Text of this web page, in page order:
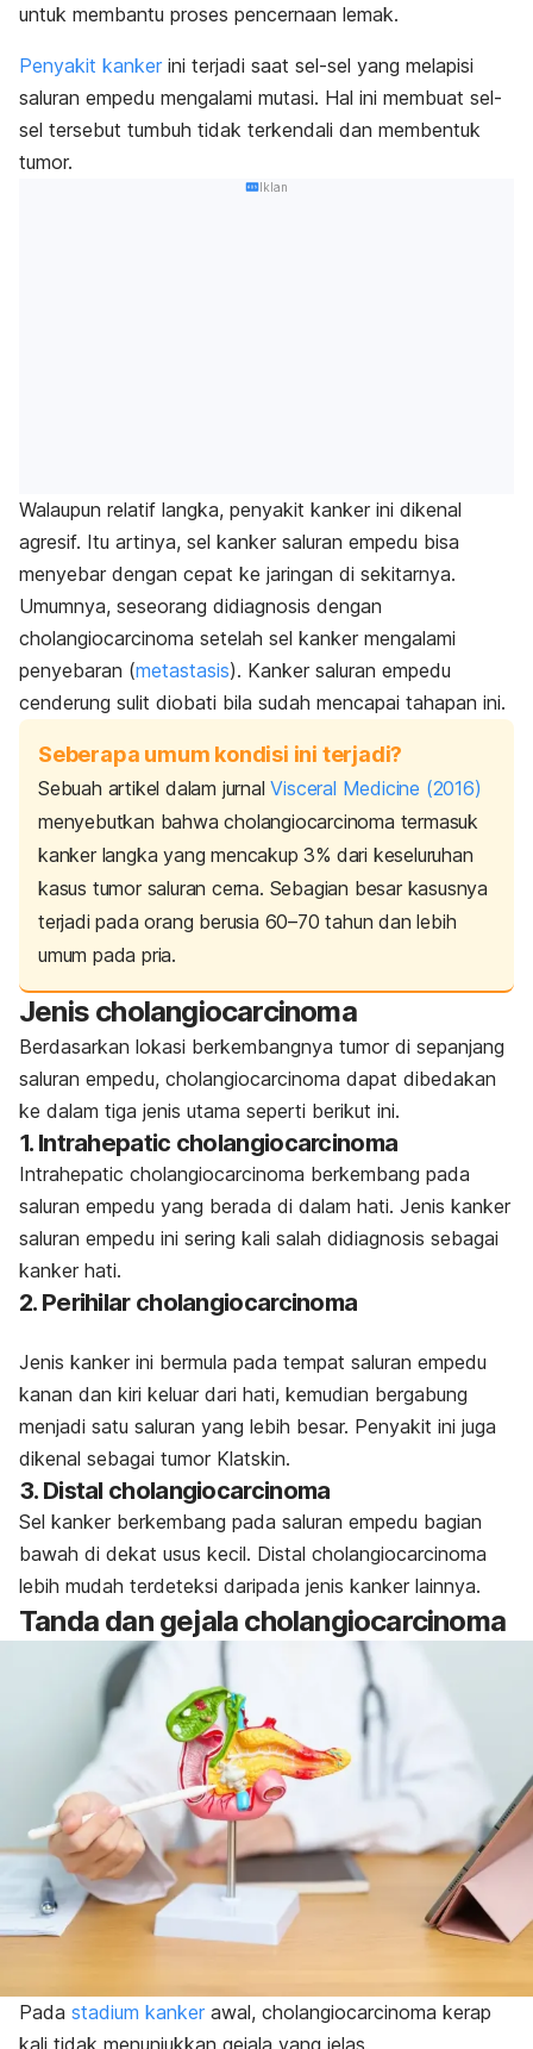
untuk membantu proses pencernaan lemak.
Penyakit kanker ini terjadi saat sel-sel yang melapisi
saluran empedu mengalami mutasi. Hal ini membuat sel-
sel tersebut tumbuh tidak terkendali dan membentuk
tumor.
Iklan
Walaupun relatif langka, penyakit kanker ini dikenal
agresif. Itu artinya, sel kanker saluran empedu bisa
menyebar dengan cepat ke jaringan di sekitarnya.
Umumnya, seseorang didiagnosis dengan
cholangiocarcinoma setelah sel kanker mengalami
penyebaran (metastasis). Kanker saluran empedu
cenderung sulit diobati bila sudah mencapai tahapan ini.
Seberapa umum kondisi ini terjadi?
Sebuah artikel dalam jurnalVisceral Medicine (2016)
menyebutkan bahwacholangiocarcinoma termasuk
kanker langka yang mencakup 3% dari keseluruhan
kasus tumor saluran cerna. Sebagian besar kasusnya
terjadi pada orang berusia 60–70 tahun dan lebih
umum pada pria.
Jenis cholangiocarcinoma
Berdasarkan lokasi berkembangnya tumor di sepanjang
saluran empedu, cholangiocarcinoma dapat dibedakan
ke dalam tiga jenis utama seperti berikut ini.
1. Intrahepatic cholangiocarcinoma
Intrahepatic cholangiocarcinoma berkembang pada
saluran empedu yang berada di dalam hati. Jenis kanker
saluran empedu ini sering kali salah didiagnosis sebagai
kanker hati.
2. Perihilar cholangiocarcinoma
Jenis kanker ini bermula pada tempat saluran empedu
kanan dan kiri keluar dari hati, kemudian bergabung
menjadi satu saluran yang lebih besar. Penyakit ini juga
dikenal sebagai tumor Klatskin.
3. Distal cholangiocarcinoma
Sel kanker berkembang pada saluran empedu bagian
bawah di dekat usus kecil. Distal cholangiocarcinoma
lebih mudah terdeteksi daripada jenis kanker lainnya.
Tanda dan gejala cholangiocarcinoma
Pada stadium kanker awal, cholangiocarcinoma kerap